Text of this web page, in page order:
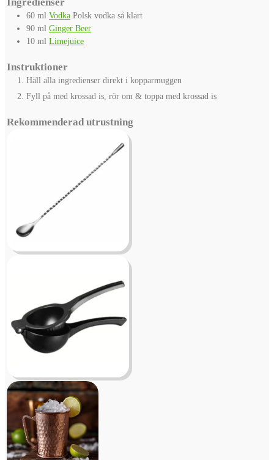
60 ml Vodka Polsk vodka så klart
90 ml Ginger Beer
10 ml Limejuice
Instruktioner
Häll alla ingredienser direkt i kopparmuggen
Fyll på med krossad is, rör om & toppa med krossad is
Rekommenderad utrustning